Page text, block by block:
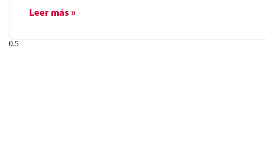
Leer más »